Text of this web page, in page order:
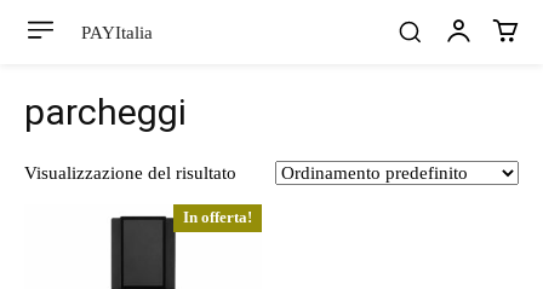
PAYItalia
parcheggi
Visualizzazione del risultato
In offerta!